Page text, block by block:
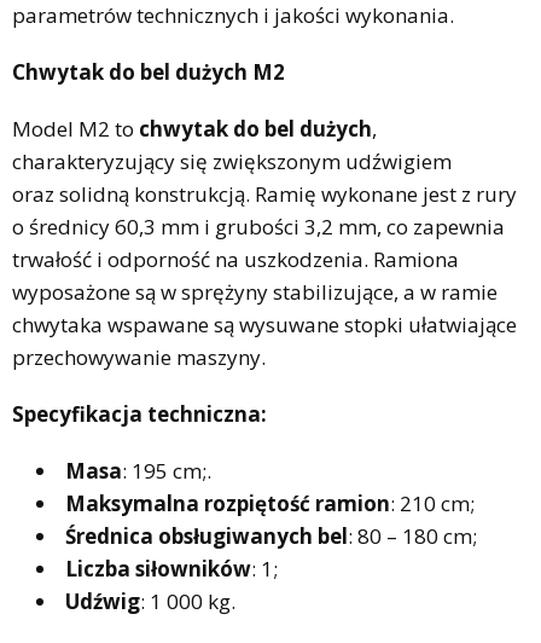
parametrów technicznych i jakości wykonania.
Chwytak do bel dużych M2
Model M2 to chwytak do bel dużych,
charakteryzujący się zwiększonym udźwigiem
oraz solidną konstrukcją. Ramię wykonane jest z rury
o średnicy 60,3 mm i grubości 3,2 mm, co zapewnia
trwałość i odporność na uszkodzenia. Ramiona
wyposażone są w sprężyny stabilizujące, a w ramie
chwytaka wspawane są wysuwane stopki ułatwiające
przechowywanie maszyny.
Specyfikacja techniczna:
Masa: 195 cm;.
Maksymalna rozpiętość ramion: 210 cm;
Średnica obsługiwanych bel: 80 – 180 cm;
Liczba siłowników: 1;
Udźwig: 1 000 kg.